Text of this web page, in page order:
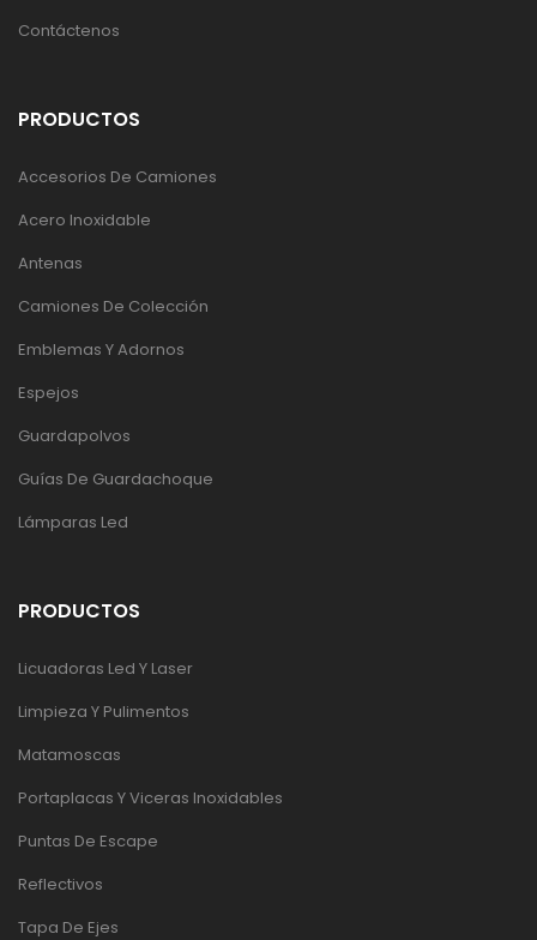
Contáctenos
PRODUCTOS
Accesorios De Camiones
Acero Inoxidable
Antenas
Camiones De Colección
Emblemas Y Adornos
Espejos
Guardapolvos
Guías De Guardachoque
Lámparas Led
PRODUCTOS
Licuadoras Led Y Laser
Limpieza Y Pulimentos
Matamoscas
Portaplacas Y Viceras Inoxidables
Puntas De Escape
Reflectivos
Tapa De Ejes